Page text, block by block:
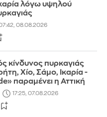
λόγω υψηλού
08.08.2026
κίνδυνος πυρκαγιάς
Χίο, Σάμο, Ικαρία -
παραμένει η Αττική
17:25, 07.08.2026